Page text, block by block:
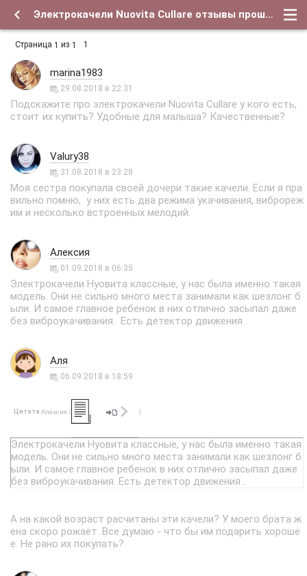
Электрокачели Nuovita Cullare отзывы прошу - Форум о детях и для их родителей
Страница 1 из 1 1
marina1983
29.08.2018 в 22:31
Подскажите про электрокачели Nuovita Cullare у кого есть,
стоит их купить? Удобные для малыша? Качественные?
Valury38
31.08.2018 в 23:28
Моя сестра покупала своей дочери такие качели. Если я пра
вильно помню, у них есть два режима укачивания, виброреж
им и несколько встроенных мелодий.
Алексия
01.09.2018 в 06:35
Электрокачели Нуовита классные, у нас была именно такая
модель. Они не сильно много места занимали как шезлонг б
ыли. И самое главное ребенок в них отлично засыпал даже
без виброукачивания. Есть детектор движения .
Аля
06.09.2018 в 18:59
Цитата Алексия ( )
Электрокачели Нуовита классные, у нас была именно такая
модель. Они не сильно много места занимали как шезлонг б
ыли. И самое главное ребенок в них отлично засыпал даже
без виброукачивания. Есть детектор движения .
А на какой возраст расчитаны эти качели? У моего брата ж
ена скоро рожает. Все думаю - что бы им подарить хороше
е. Не рано их покупать?